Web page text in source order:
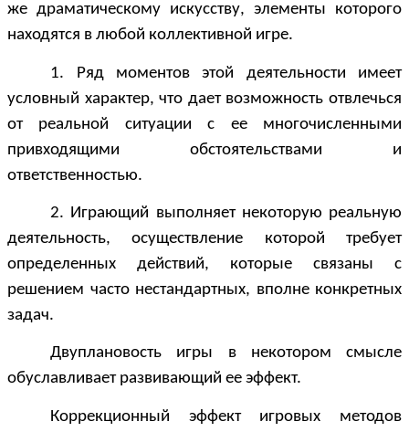
же драматическому искусству, элементы которого
находятся в любой коллективной игре.
1. Ряд моментов этой деятельности имеет
условный характер, что дает возможность отвлечься
от реальной ситуации с ее многочисленными
привходящими обстоятельствами и
ответственностью.
2. Играющий выполняет некоторую реальную
деятельность, осуществление которой требует
определенных действий, которые связаны с
решением часто нестандартных, вполне конкретных
задач.
Двуплановость игры в некотором смысле
обуславливает развивающий ее эффект.
Коррекционный эффект игровых методов